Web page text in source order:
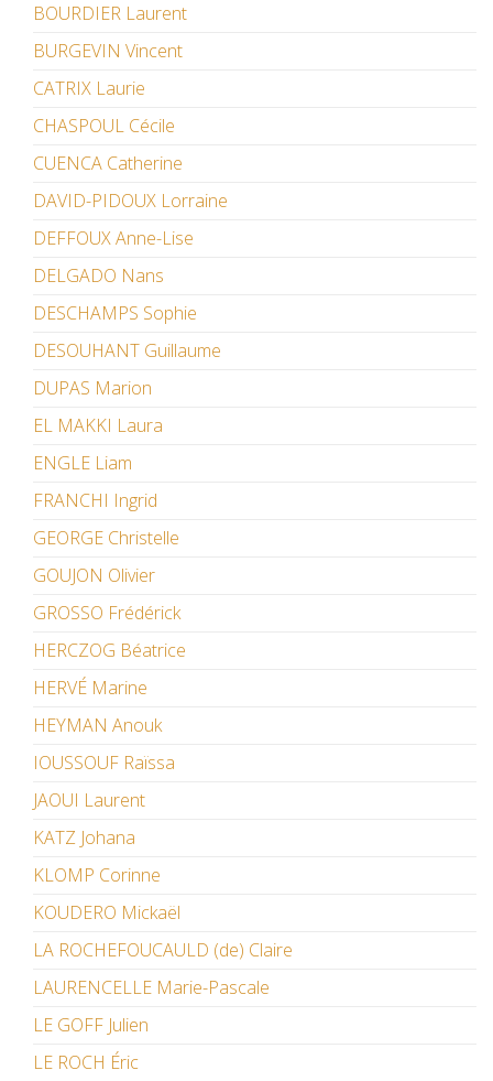
BOURDIER Laurent
BURGEVIN Vincent
CATRIX Laurie
CHASPOUL Cécile
CUENCA Catherine
DAVID-PIDOUX Lorraine
DEFFOUX Anne-Lise
DELGADO Nans
DESCHAMPS Sophie
DESOUHANT Guillaume
DUPAS Marion
EL MAKKI Laura
ENGLE Liam
FRANCHI Ingrid
GEORGE Christelle
GOUJON Olivier
GROSSO Frédérick
HERCZOG Béatrice
HERVÉ Marine
HEYMAN Anouk
IOUSSOUF Raïssa
JAOUI Laurent
KATZ Johana
KLOMP Corinne
KOUDERO Mickaël
LA ROCHEFOUCAULD (de) Claire
LAURENCELLE Marie-Pascale
LE GOFF Julien
LE ROCH Éric